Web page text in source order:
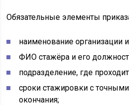
Обязательные элементы
наименование организации
ФИО стажёра и его
подразделение, где
сроки стажировки с
окончания;